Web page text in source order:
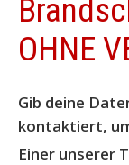
OHNE
Gib deine
kontaktiert,
Einer unserer